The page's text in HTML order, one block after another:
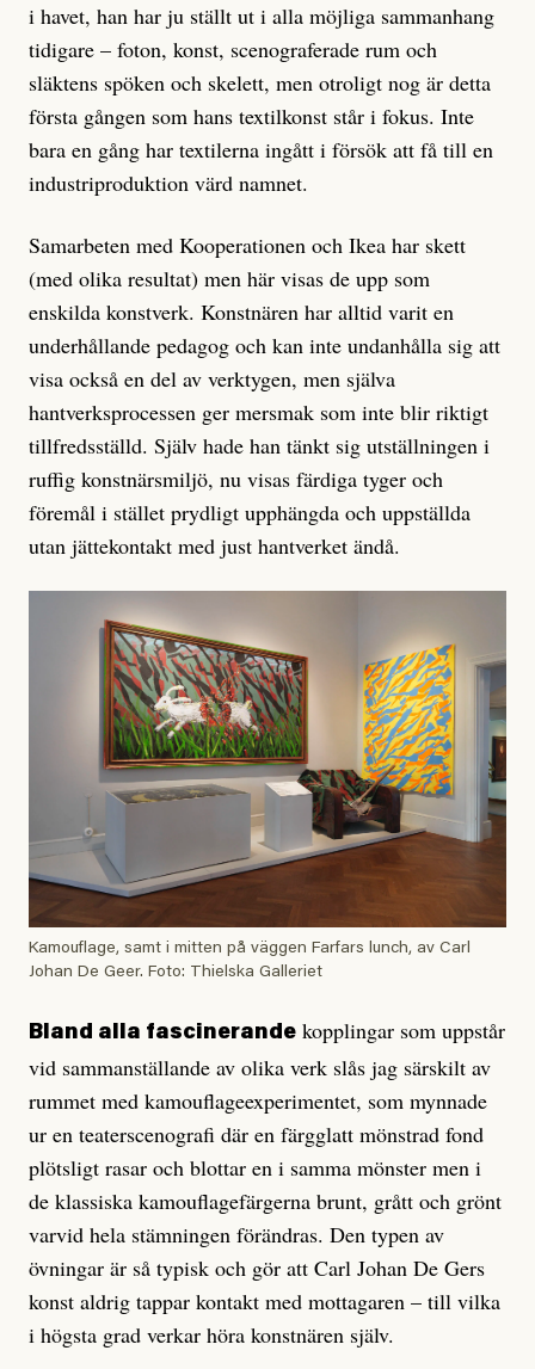
i havet, han har ju ställt ut i alla möjliga sammanhang
tidigare – foton, konst, scenograferade rum och
släktens spöken och skelett, men otroligt nog är detta
första gången som hans textilkonst står i fokus. Inte
bara en gång har textilerna ingått i försök att få till en
industriproduktion värd namnet.
Samarbeten med Kooperationen och Ikea har skett
(med olika resultat) men här visas de upp som
enskilda konstverk. Konstnären har alltid varit en
underhållande pedagog och kan inte undanhålla sig att
visa också en del av verktygen, men själva
hantverksprocessen ger mersmak som inte blir riktigt
tillfredsställd. Själv hade han tänkt sig utställningen i
ruffig konstnärsmiljö, nu visas färdiga tyger och
föremål i stället prydligt upphängda och uppställda
utan jättekontakt med just hantverket ändå.
Kamouflage, samt i mitten på väggen Farfars lunch, av Carl
Johan De Geer. Foto: Thielska Galleriet
Bland alla fascinerande kopplingar som uppstår
vid sammanställande av olika verk slås jag särskilt av
rummet med kamouflageexperimentet, som mynnade
ur en teaterscenografi där en färgglatt mönstrad fond
plötsligt rasar och blottar en i samma mönster men i
de klassiska kamouflagefärgerna brunt, grått och grönt
varvid hela stämningen förändras. Den typen av
övningar är så typisk och gör att Carl Johan De Gers
konst aldrig tappar kontakt med mottagaren – till vilka
i högsta grad verkar höra konstnären själv.